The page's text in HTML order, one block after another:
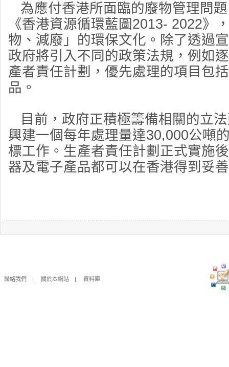
為應付香港所面臨的廢物管理問
《香港資源循環藍圖2013- 2022》
物、減廢」的環保文化。除了透過
政府將引入不同的政策法規，例如
產者責任計劃，優先處理的項目包
品。
目前，政府正積極籌備相關的立
興建一個每年處理量達30,000公噸
標工作。生產者責任計劃正式實施
器及電子產品都可以在香港得到妥
聯絡我們 | 關於本網站 | 資料庫